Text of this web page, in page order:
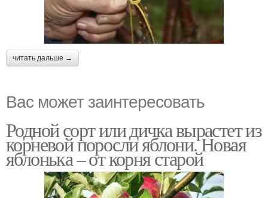
читать дальше →
Вас может заинтересовать
Родной сорт или дичка вырастет из
корневой поросли яблони. Новая
яблонька – от корня старой